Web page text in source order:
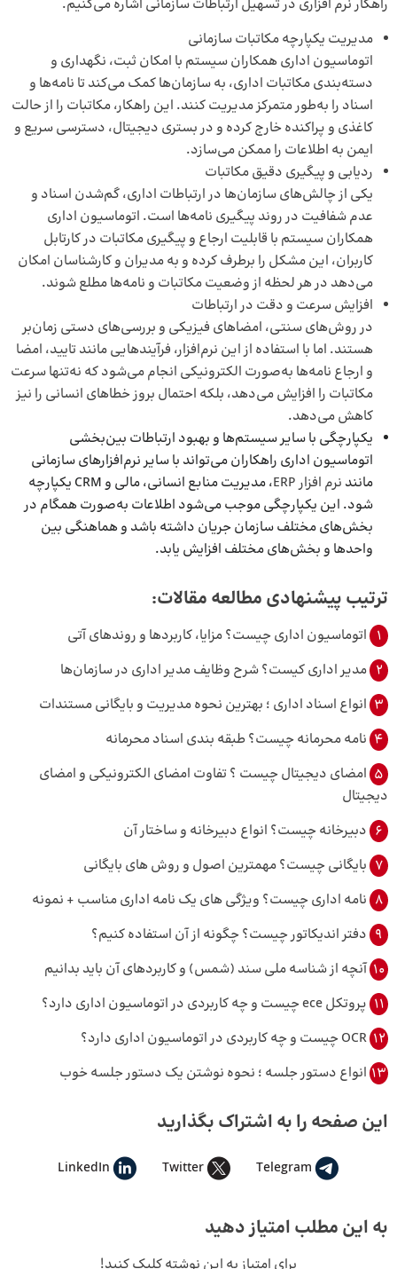
راهکار نرم افزاری در تسهیل ارتباطات سازمانی اشاره می‌کنیم.
مدیریت یکپارچه مکاتبات سازمانی
اتوماسیون اداری همکاران سیستم با امکان ثبت، نگهداری و
دسته‌بندی مکاتبات اداری، به سازمان‌ها کمک می‌کند تا نامه‌ها و
اسناد را به‌طور متمرکز مدیریت کنند. این راهکار، مکاتبات را از حالت
کاغذی و پراکنده خارج کرده و در بستری دیجیتال، دسترسی سریع و
ایمن به اطلاعات را ممکن می‌سازد.
ردیابی و پیگیری دقیق مکاتبات
یکی از چالش‌های سازمان‌ها در ارتباطات اداری، گم‌شدن اسناد و
عدم شفافیت در روند پیگیری نامه‌ها است. اتوماسیون اداری
همکاران سیستم با قابلیت ارجاع و پیگیری مکاتبات در کارتابل
کاربران، این مشکل را برطرف کرده و به مدیران و کارشناسان امکان
می‌دهد در هر لحظه از وضعیت مکاتبات و نامه‌ها مطلع شوند.
افزایش سرعت و دقت در ارتباطات
در روش‌های سنتی، امضاهای فیزیکی و بررسی‌های دستی زمان‌بر
هستند. اما با استفاده از این نرم‌افزار، فرآیندهایی مانند تایید، امضا
و ارجاع نامه‌ها به‌صورت الکترونیکی انجام می‌شود که نه‌تنها سرعت
مکاتبات را افزایش می‌دهد، بلکه احتمال بروز خطاهای انسانی را نیز
کاهش می‌دهد.
یکپارچگی با سایر سیستم‌ها و بهبود ارتباطات بین‌بخشی
اتوماسیون اداری راهکاران می‌تواند با سایر نرم‌افزارهای سازمانی
مانند نرم افزار ERP
، مدیریت منابع انسانی، مالی و CRM یکپارچه
شود. این یکپارچگی موجب می‌شود اطلاعات به‌صورت همگام در
بخش‌های مختلف سازمان جریان داشته باشد و هماهنگی بین
واحدها و بخش‌های مختلف افزایش یابد.
ترتیب پیشنهادی مطالعه مقالات:
1 اتوماسیون اداری چیست؟ مزایا، کاربردها و روندهای آتی
2 مدیر اداری کیست؟ شرح وظایف مدیر اداری در سازمان‌ها
3 انواع اسناد اداری ؛ بهترین نحوه‌ مدیریت و بایگانی مستندات
4 نامه محرمانه چیست؟ طبقه بندی اسناد محرمانه
5 امضای دیجیتال چیست ؟ تفاوت امضای الکترونیکی و امضای
دیجیتال
6 دبیرخانه چیست؟ انواع دبیرخانه و ساختار آن
7 بایگانی چیست؟ مهمترین اصول و روش‌ های بایگانی
8 نامه اداری چیست؟ ویژگی های یک نامه اداری مناسب + نمونه
9 دفتر اندیکاتور چیست؟ چگونه از آن استفاده کنیم؟
10 آنچه از شناسه ملی سند (شمس) و کاربردهای آن باید بدانیم
11 پروتکل ece چیست و چه کاربردی در اتوماسیون اداری دارد؟
12
13 انواع دستور جلسه ؛ نحوه نوشتن یک دستور جلسه خوب
این صفحه را به اشتراک بگذارید
Telegram
Twitter
LinkedIn
به این مطلب امتیاز دهید